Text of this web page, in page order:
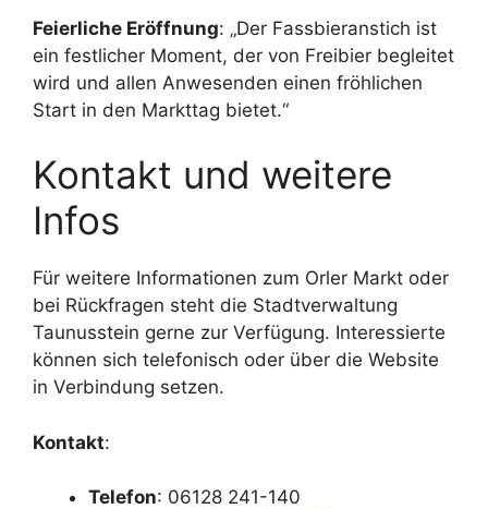
Feierliche Eröffnung: „Der Fassbieranstich ist
ein festlicher Moment, der von Freibier begleitet
wird und allen Anwesenden einen fröhlichen
Start in den Markttag bietet.“
Kontakt und weitere
Infos
Für weitere Informationen zum Orler Markt oder
bei Rückfragen steht die Stadtverwaltung
Taunusstein gerne zur Verfügung. Interessierte
können sich telefonisch oder über die Website
in Verbindung setzen.
Kontakt:
Telefon: 06128 241-140